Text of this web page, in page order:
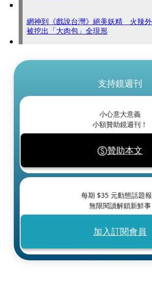
網神到《戲說台灣》絕美妖精 火辣
被挖出「大肉包」全現形
支持鏡週刊
小心意大意義
小額贊助鏡週刊！
贊助本文
每期 $35 元動態話題
無限閱讀解鎖新鮮事
加入訂閱會員